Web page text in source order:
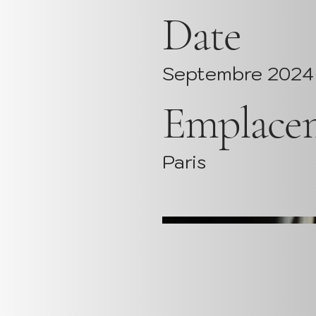
Date
Septembre 2024
Paris